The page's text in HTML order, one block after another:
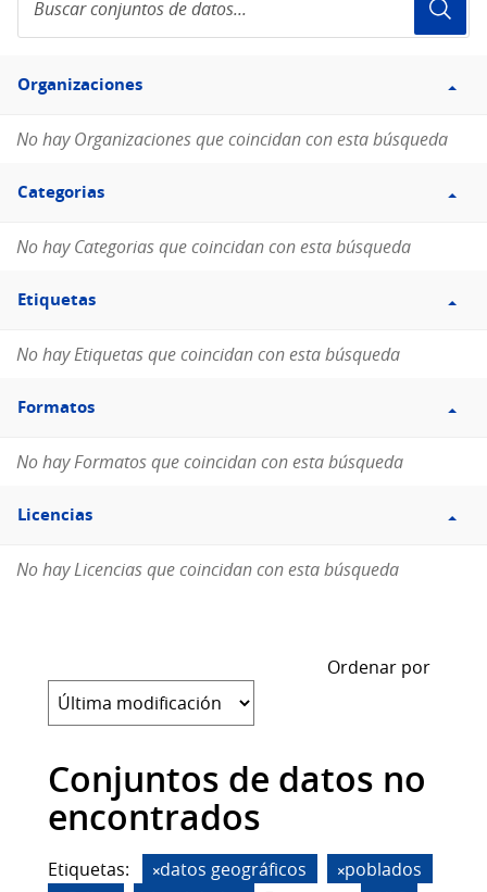
conjuntos
de
Filtro
Organizaciones
Organizaciones
No hay Organizaciones que coincidan con esta búsqueda
Filtro
Categorias
Categorias
No hay Categorias que coincidan con esta búsqueda
Filtro
Etiquetas
Etiquetas
No hay Etiquetas que coincidan con esta búsqueda
Filtro
Formatos
Formatos
No hay Formatos que coincidan con esta búsqueda
Filtro
Licencias
Licencias
No hay Licencias que coincidan con esta búsqueda
Ordenar por
Conjuntos de datos no
encontrados
Etiquetas: datos geográficos
poblados